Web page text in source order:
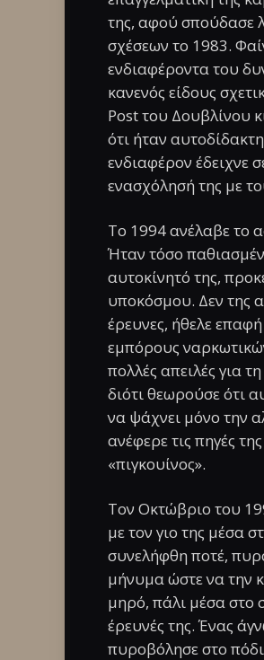
της, αφού σπούδασε
σχέσεων το 1983.
ενδιαφέροντα του
κανενός είδους
Post του Δουβλίνου
ότι ήταν
ενδιαφέρον έδειχνε
ενασχόλησή της με
Το 1994 ανέλαβε το
Ήταν τόσο
αυτοκίνητό της,
υποκόσμου. Δεν της
έρευνες, ήθελε
εμπόρους
πολλές απειλές για
διότι θεωρούσε ότι
να ψάχνει μόνο την
ανέφερε τις πηγές
«πιγκουίνος».
Τον Οκτώβριο του
με τον γιο της μέσα
συνελήφθη ποτέ,
μήνυμα ώστε να την
μηρό, πάλι μέσα στο
έρευνές της. Ένας
πυροβόλησε στο